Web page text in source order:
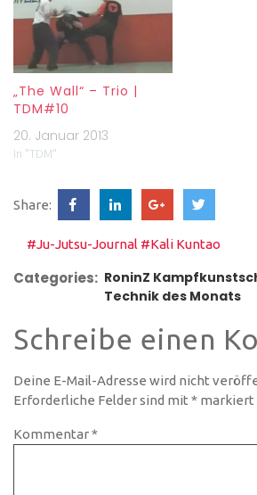
„The Wall“ – Trio |
TDM#10
20. Januar 2013
In "TDM"
Share:
#Ju-Jutsu-Journal #Kali Kuntao
Categories: RoninZ
Technik des Monats
Schreibe einen
Deine E-Mail-Adresse wird nicht
Erforderliche Felder sind mit * markiert
Kommentar*